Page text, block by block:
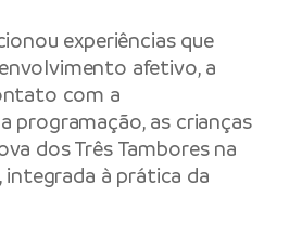
experiências que
afetivo, a
com a
programação, as crianças
dos Três Tambores na
integrada à prática da